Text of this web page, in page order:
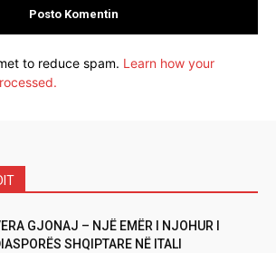
to reduce spam. Learn how your
GJONAJ – NJË EMËR I NJOHUR I
SHQIPTARE NË ITALI